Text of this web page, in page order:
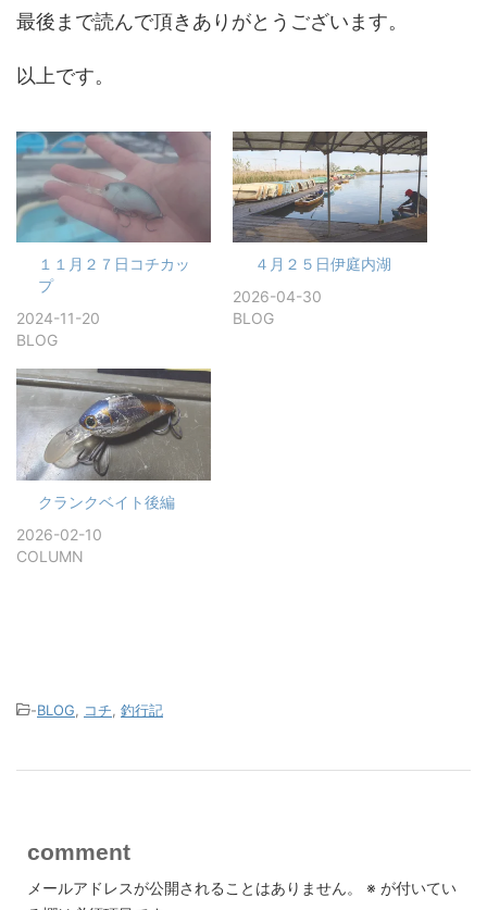
最後まで読んで頂きありがとうございます。
以上です。
１１月２７日コチカッ
プ
2024-11-20
BLOG
４月２５日伊庭内湖
2026-04-30
BLOG
クランクベイト後編
2026-02-10
COLUMN
-BLOG コチ 釣行記
comment
メールアドレスが公開されることはありません。 ※ が付いてい